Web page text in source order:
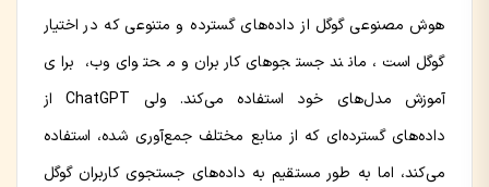
هوش مصنوعی گوگل از داده‌های گسترده و متنوعی که در اختیار
گوگل است، مانند جستجوهای کاربران و محتوای وب، برای
آموزش مدل‌های خود استفاده می‌کند. ولی ChatGPT از
داده‌های گسترده‌ای که از منابع مختلف جمع‌آوری شده، استفاده
می‌کند، اما به طور مستقیم به داده‌های جستجوی کاربران گوگل